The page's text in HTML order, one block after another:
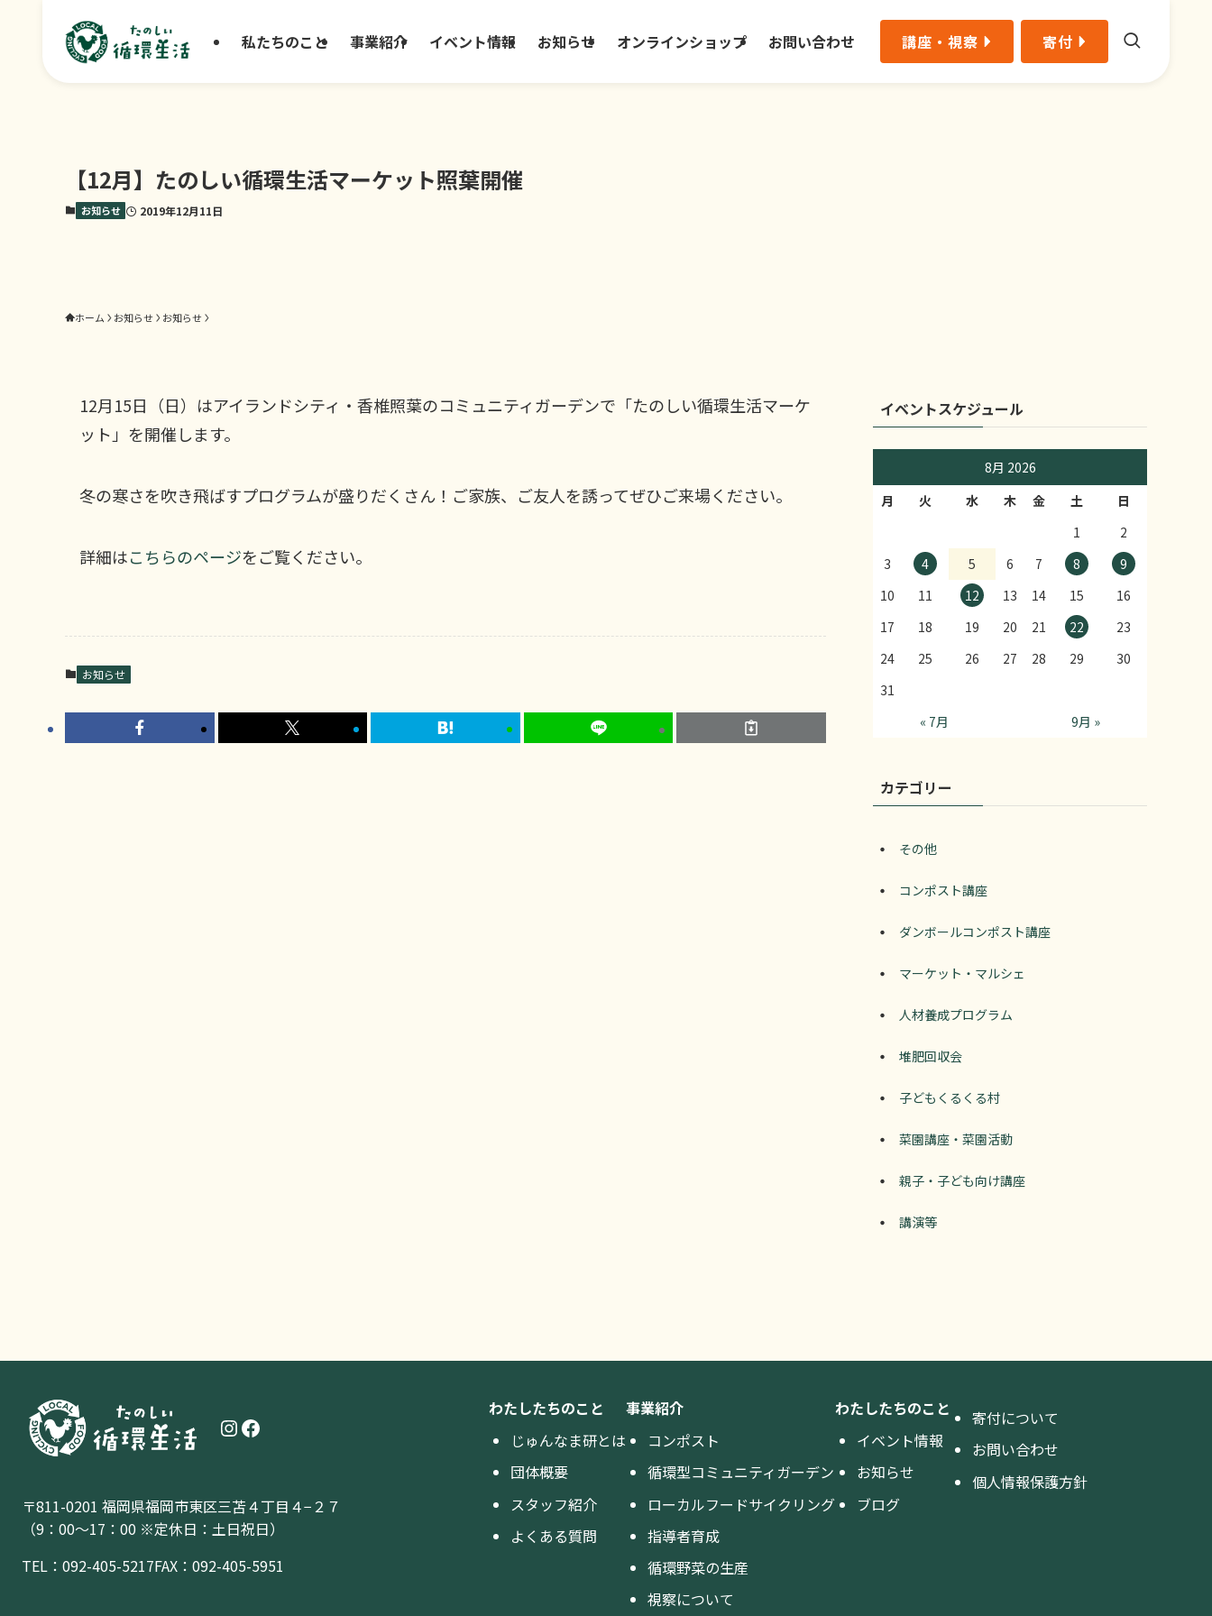
私たちのこと 事業紹介 イベント情報 お知らせ オンラインショップ お問い合わせ 講座・視察 寄付
【12月】たのしい循環生活マーケット照葉開催
お知らせ 2019年12月11日
ホーム お知らせ お知らせ
12月15日（日）はアイランドシティ・香椎照葉のコミュニティガーデンで「たのしい循環生活マーケ
ット」を開催します。
冬の寒さを吹き飛ばすプログラムが盛りだくさん！ご家族、ご友人を誘ってぜひご来場ください。
詳細はこちらのページをご覧ください。
お知らせ
イベントスケジュール
8月 2026
月
火 水 木 金 土
日
1
2
3
4 5 6 7 8
9
10
11 12 13 14 15
16
17
18 19 20 21 22
23
24
25 26 27 28 29
30
31
« 7月
9月 »
カテゴリー
その他
コンポスト講座
ダンボールコンポスト講座
マーケット・マルシェ
人材養成プログラム
堆肥回収会
子どもくるくる村
菜園講座・菜園活動
親子・子ども向け講座
講演等
InstagramFacebook
〒811-0201 福岡県福岡市東区三苫４丁目４−２７
（9：00〜17：00 ※定休日：土日祝日）
TEL： 092-405-5217FAX：092-405-5951
わたしたちのこと
じゅんなま研とは
団体概要
スタッフ紹介
よくある質問
事業紹介
コンポスト
循環型コミュニティガーデン
ローカルフードサイクリング
指導者育成
循環野菜の生産
視察について
わたしたちのこと
イベント情報
お知らせ
ブログ
寄付について
お問い合わせ
個人情報保護方針